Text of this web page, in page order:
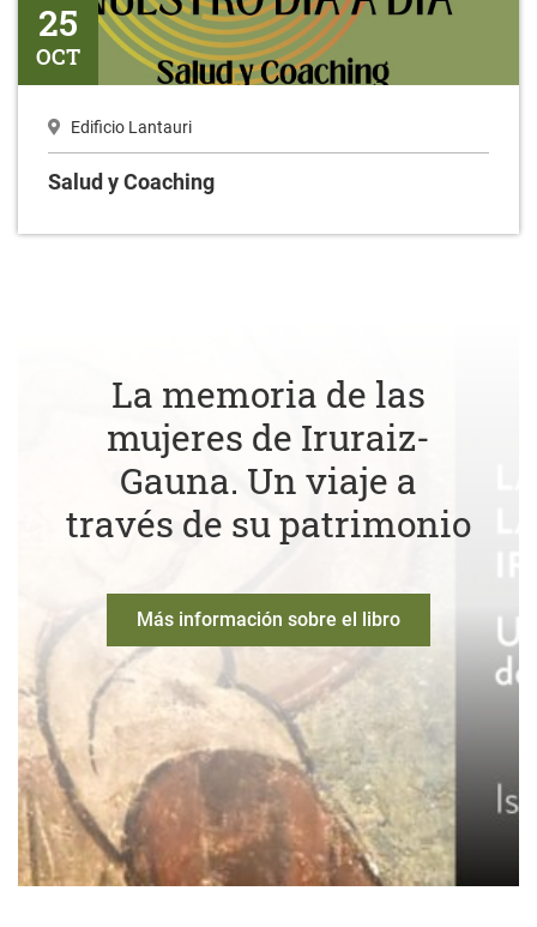
25
OCT
Edificio Lantauri
Salud y Coaching
La memoria de las
mujeres de Iruraiz-
Gauna. Un viaje a
través de su patrimonio
Más información sobre el libro